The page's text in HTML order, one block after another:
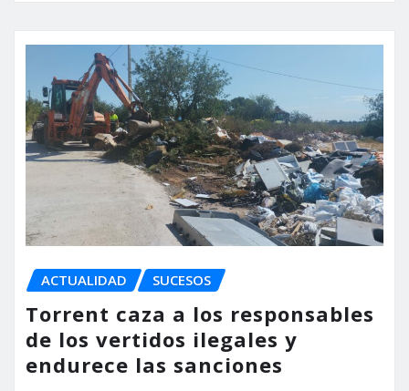
ACTUALIDAD SUCESOS
Torrent caza a los responsables
de los vertidos ilegales y
endurece las sanciones